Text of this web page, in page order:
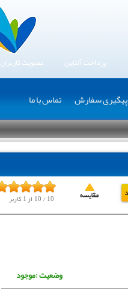
عضویت کاربران پرداخت آنلاین
پیگیری سفارش تماس با ما
10/10 از1کاربر
وضعیت :موجود